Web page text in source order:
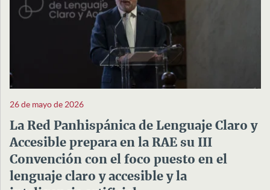
26 de mayo de 2026
La Red Panhispánica de Lenguaje Claro y
Accesible prepara en la RAE su III
Convención con el foco puesto en el
lenguaje claro y accesible y la